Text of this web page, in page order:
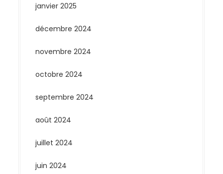
janvier 2025
décembre 2024
novembre 2024
octobre 2024
septembre 2024
août 2024
juillet 2024
juin 2024